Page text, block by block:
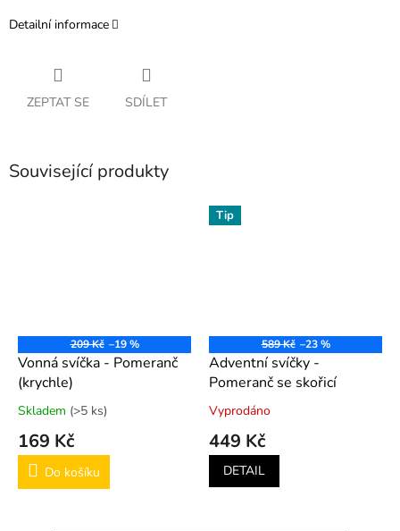
Detailní informace
ZEPTAT SE SDÍLET
Související produkty
209 Kč –19 %
Vonná svíčka - Pomeranč
(krychle)
Skladem (>5 ks)
169 Kč
Do košíku
Tip
589 Kč –23 %
Adventní svíčky -
Pomeranč se skořicí
Vyprodáno
449 Kč
DETAIL